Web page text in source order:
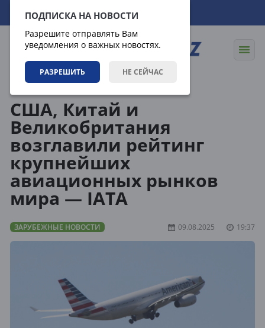
ПОДПИСКА НА НОВОСТИ
Разрешите отправлять Вам
уведомления о важных новостях.
РАЗРЕШИТЬ НЕ СЕЙЧАС
06.08.2026 20:00:57
США, Китай и
Великобритания
возглавили рейтинг
крупнейших
авиационных рынков
мира — IATA
ЗАРУБЕЖНЫЕ НОВОСТИ 09.08.2025 19:37